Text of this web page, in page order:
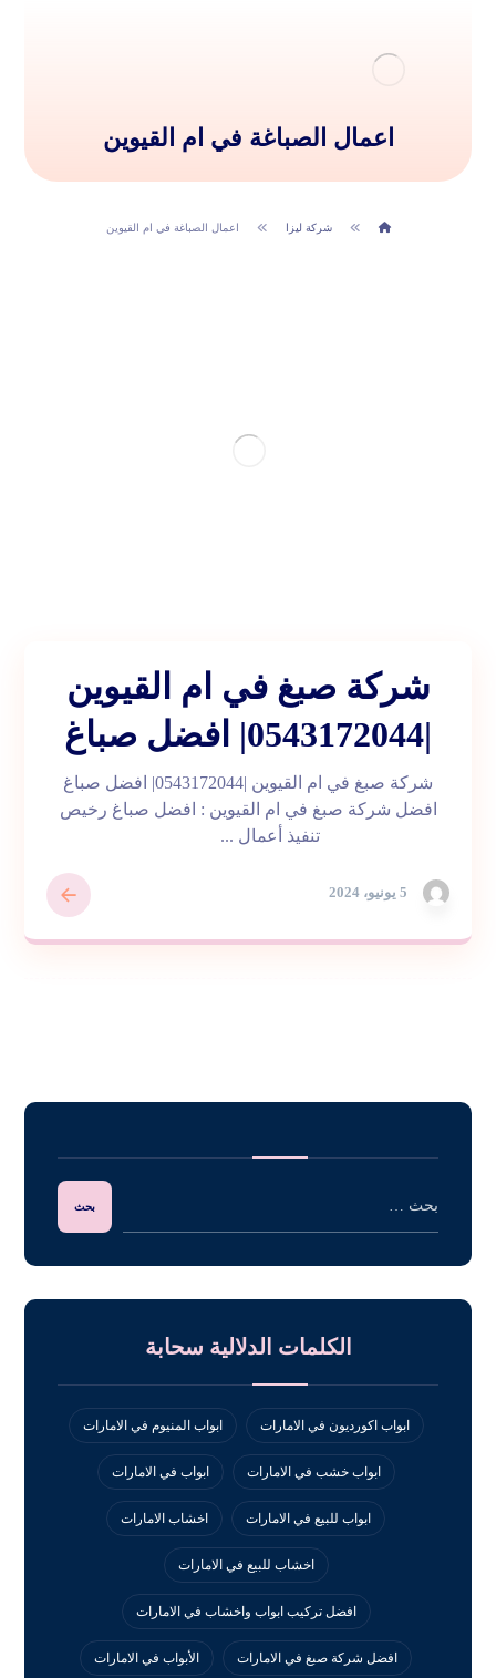
اعمال الصباغة في ام القيوين
شركة ليزا اعمال الصباغة في ام القيوين
شركة صبغ في ام القيوين
|0543172044| افضل صباغ
5 يونيو، 2024
شركة صبغ في ام القيوين |0543172044| افضل صباغ
افضل شركة صبغ في ام القيوين : افضل صباغ رخيص
تنفيذ أعمال ...
الكلمات الدلالية سحابة
ابواب اكورديون في الامارات ابواب المنيوم في الامارات
ابواب خشب في الامارات ابواب في الامارات
ابواب للبيع في الامارات اخشاب الامارات
اخشاب للبيع في الامارات
افضل تركيب ابواب واخشاب في الامارات
افضل شركة صبغ في الامارات الأبواب في الامارات